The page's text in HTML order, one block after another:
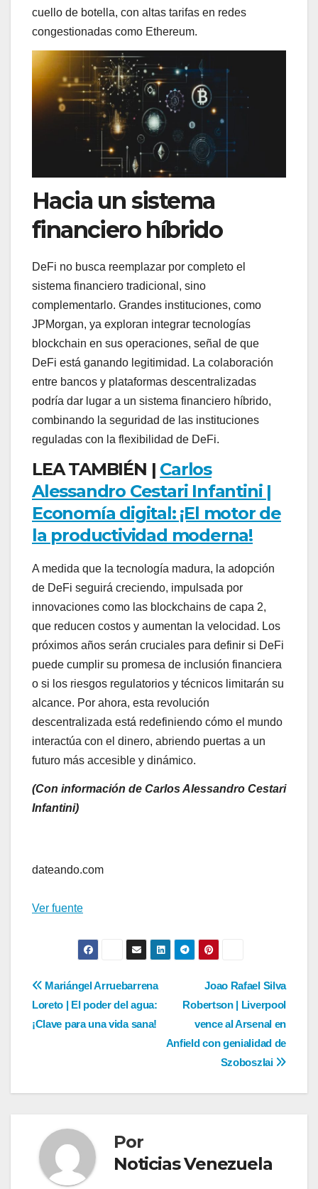
cuello de botella, con altas tarifas en redes
congestionadas como Ethereum.
Hacia un sistema
financiero híbrido
DeFi no busca reemplazar por completo el
sistema financiero tradicional, sino
complementarlo. Grandes instituciones, como
JPMorgan, ya exploran integrar tecnologías
blockchain en sus operaciones, señal de que
DeFi está ganando legitimidad. La colaboración
entre bancos y plataformas descentralizadas
podría dar lugar a un sistema financiero híbrido,
combinando la seguridad de las instituciones
reguladas con la flexibilidad de DeFi.
LEA TAMBIÉN | Carlos
Alessandro Cestari Infantini |
Economía digital: ¡El motor de
la productividad moderna!
A medida que la tecnología madura, la adopción
de DeFi seguirá creciendo, impulsada por
innovaciones como las blockchains de capa 2,
que reducen costos y aumentan la velocidad. Los
próximos años serán cruciales para definir si DeFi
puede cumplir su promesa de inclusión financiera
o si los riesgos regulatorios y técnicos limitarán su
alcance. Por ahora, esta revolución
descentralizada está redefiniendo cómo el mundo
interactúa con el dinero, abriendo puertas a un
futuro más accesible y dinámico.
(Con información de Carlos Alessandro Cestari
Infantini)
de
entradas
dateando.com
Ver fuente
Navegación
de
Joao Rafael Silva
Robertson | Liverpool
vence al Arsenal en
Anfield con genialidad de
Szoboszlai
Mariángel Arruebarrena
Loreto | El poder del agua:
¡Clave para una vida sana!
Por
Noticias Venezuela